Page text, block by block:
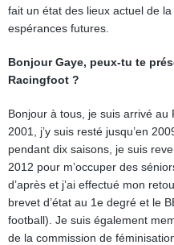
fait un état des lieux actuel de
espérances futures.
Bonjour Gaye, peux-tu te
Racingfoot ?
Bonjour à tous, je suis arrivé
2001, j’y suis resté jusqu’en
pendant dix saisons, je suis
2012 pour m’occuper des
d’après et j’ai effectué mon
brevet d’état au 1e degré et le
football). Je suis également
de la commission de